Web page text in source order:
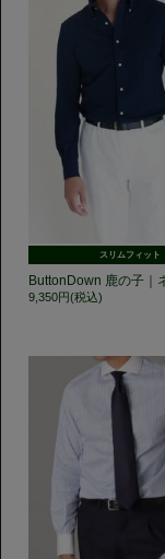
スリムフィット
ButtonDown 鹿の子｜
9,350円(税込)